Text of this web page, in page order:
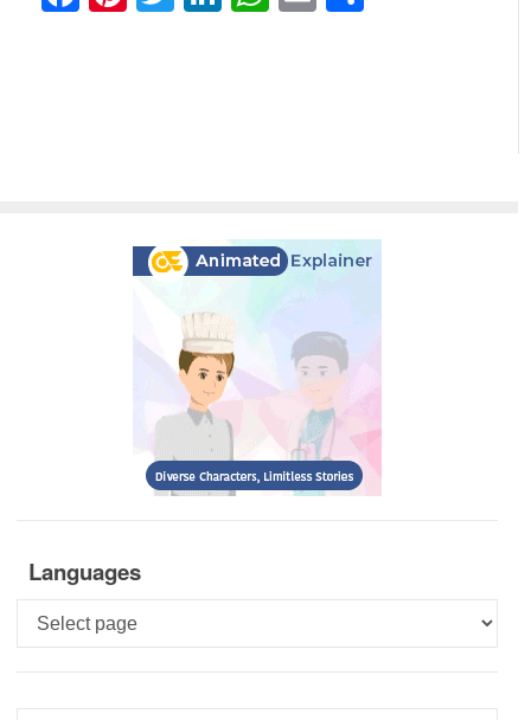
Languages
Languages